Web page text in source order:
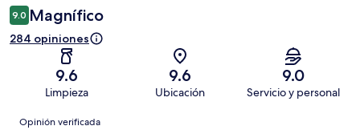
9.0 Magnífico
284 opiniones
9.6
Limpieza
9.6
Ubicación
9.0
Servicio y personal
Opiniones
Opinión verificada